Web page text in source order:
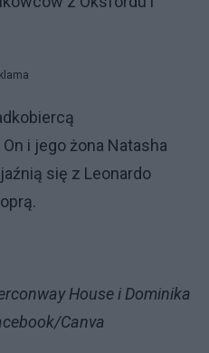
i jego żona Natasha
się z Leonardo
House i Dominika
Canva